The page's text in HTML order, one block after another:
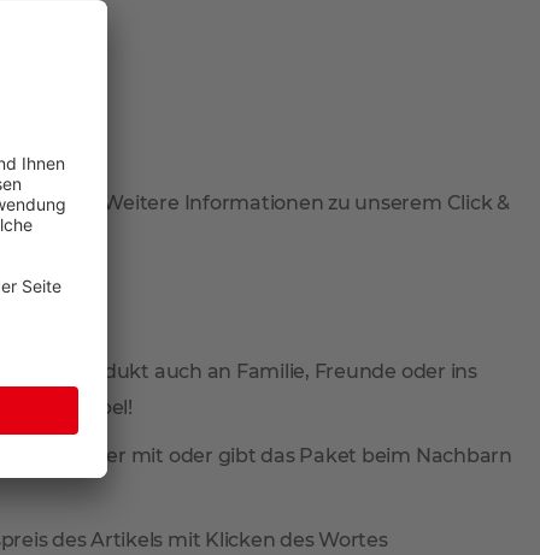
Weitere Informationen zu unserem Click &
Ihr Produkt auch an Familie, Freunde oder ins
total flexibel!
wieder mit oder gibt das Paket beim Nachbarn
des Artikels mit Klicken des Wortes